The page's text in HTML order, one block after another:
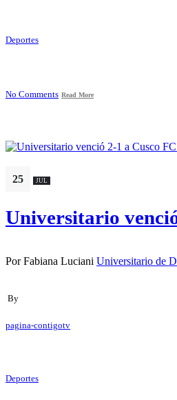
Deportes
No Comments Read More
25 JUL
Universitario
Por Fabiana Luciani Universitario de
By
pagina-contigotv
Deportes